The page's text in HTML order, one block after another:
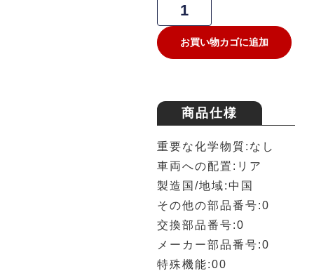
お買い物カゴに追加
商品仕様
重要な化学物質:なし
車両への配置:リア
製造国/地域:中国
その他の部品番号:0
交換部品番号:0
メーカー部品番号:0
特殊機能:00